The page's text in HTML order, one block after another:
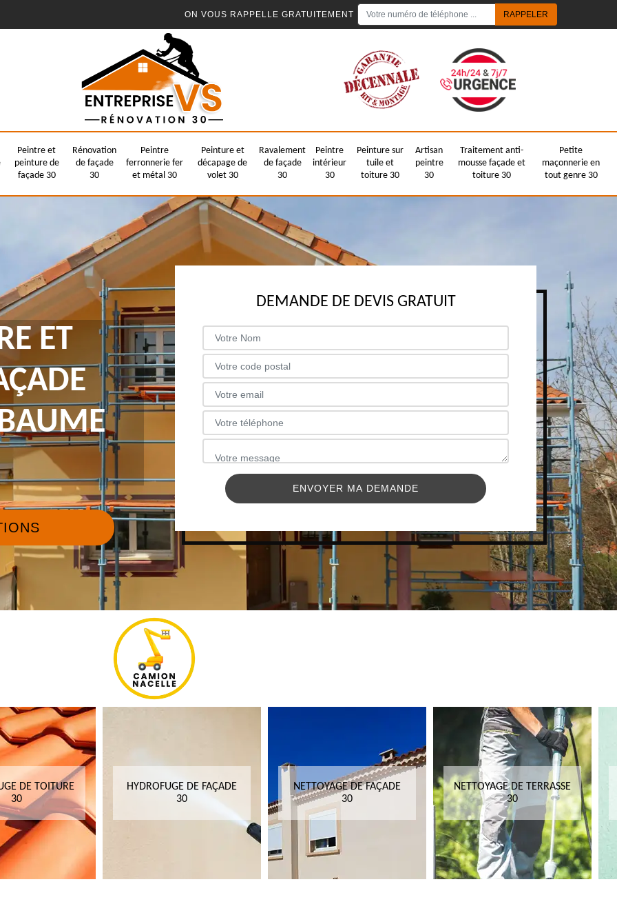
ON VOUS RAPPELLE GRATUITEMENT
Peintre et
peinture de
façade 30
Rénovation
de façade
30
Peintre
ferronnerie fer
et métal 30
Peinture et
décapage de
volet 30
Ravalement
de façade
30
Peintre
intérieur
30
Peinture sur
tuile et
toiture 30
Artisan
peintre
30
Traitement anti-
mousse façade et
toiture 30
Petite
maçonnerie en
tout genre 30
ET
DEMANDE DE DEVIS GRATUIT
DE TOITURE
30
HYDROFUGE DE FAÇADE
30
NETTOYAGE DE FAÇADE
30
NETTOYAGE DE TERRASSE
30